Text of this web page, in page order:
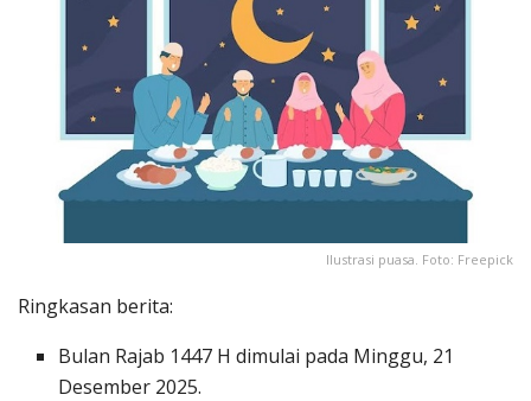
Ilustrasi puasa. Foto: Freepick
Ringkasan berita:
Bulan Rajab 1447 H dimulai pada Minggu, 21
Desember 2025.